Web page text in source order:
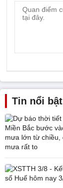
Tin nổi bật